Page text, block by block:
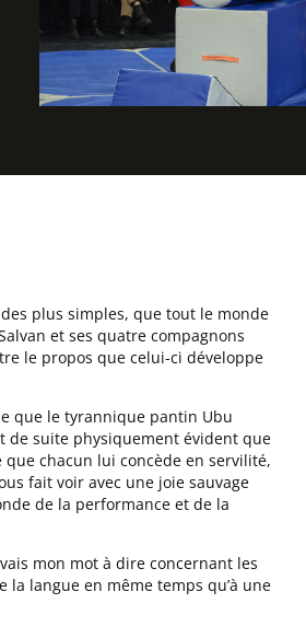
plus simples, que tout le monde
et ses quatre compagnons
le propos que celui-ci développe
que le tyrannique pantin Ubu
de suite physiquement évident que
chacun lui concède en servilité,
fait voir avec une joie sauvage
de la performance et de la
mon mot à dire concernant les
langue en même temps qu’à une